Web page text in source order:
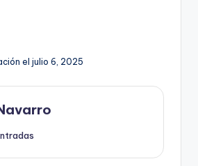
el julio 6, 2025